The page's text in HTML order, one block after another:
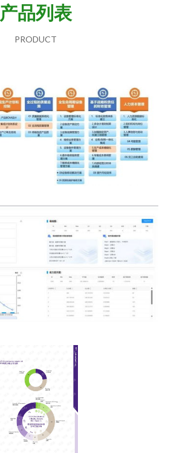
产品列表
PRODUCT